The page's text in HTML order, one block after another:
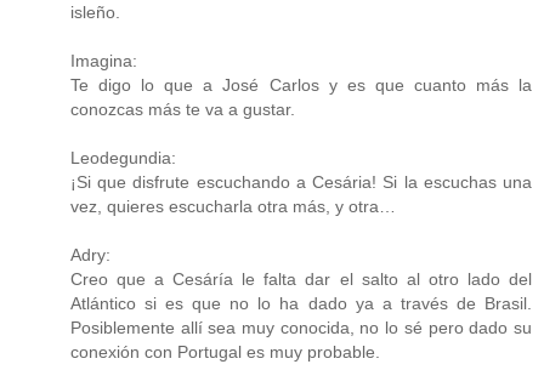
isleño.
Imagina:
Te digo lo que a José Carlos y es que cuanto más la
conozcas más te va a gustar.
Leodegundia:
¡Si que disfrute escuchando a Cesária! Si la escuchas una
vez, quieres escucharla otra más, y otra…
Adry:
Creo que a Cesáría le falta dar el salto al otro lado del
Atlántico si es que no lo ha dado ya a través de Brasil.
Posiblemente allí sea muy conocida, no lo sé pero dado su
conexión con Portugal es muy probable.